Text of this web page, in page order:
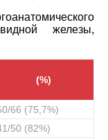
железы,
(%)
66 (75,7%)
50 (82%)